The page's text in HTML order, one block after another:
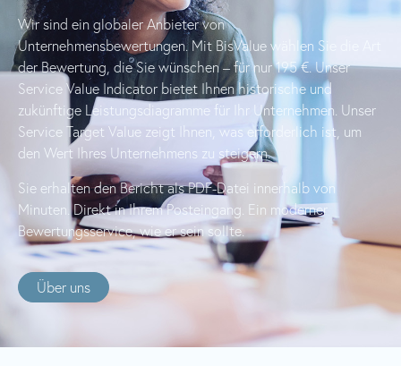
Wir sind ein globaler Anbieter von
Unternehmensbewertungen. Mit BisValue wählen Sie die Art
der Bewertung, die Sie wünschen – für nur 195 €. Unser
Service Value Indicator bietet Ihnen historische und
zukünftige Leistungsdiagramme für Ihr Unternehmen. Unser
Service Target Value zeigt Ihnen, was erforderlich ist, um
den Wert Ihres Unternehmens zu steigern.
Sie erhalten den Bericht als PDF-Datei innerhalb von
Minuten. Direkt in Ihrem Posteingang. Ein moderner
Bewertungsservice, wie er sein sollte.
Über uns